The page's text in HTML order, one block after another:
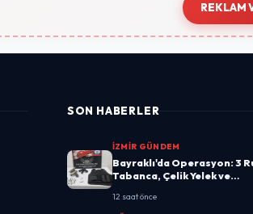
REKLAM
SON HABERLER
İZMIR GÜNDEM
Bayraklı'da Operasyon: 3
Tabanca, Çelik Yelek ve…
12 saat önce